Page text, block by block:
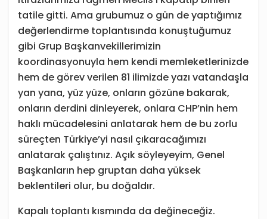
tatile gitti. Ama grubumuz o gün de yaptığımız
değerlendirme toplantısında konuştuğumuz
gibi Grup Başkanvekillerimizin
koordinasyonuyla hem kendi memleketlerinizde
hem de görev verilen 81 ilimizde yazı vatandaşla
yan yana, yüz yüze, onların gözüne bakarak,
onların derdini dinleyerek, onlara CHP’nin hem
haklı mücadelesini anlatarak hem de bu zorlu
süreçten Türkiye’yi nasıl çıkaracağımızı
anlatarak çalıştınız. Açık söyleyeyim, Genel
Başkanların hep gruptan daha yüksek
beklentileri olur, bu doğaldır.
Kapalı toplantı kısmında da değineceğiz.